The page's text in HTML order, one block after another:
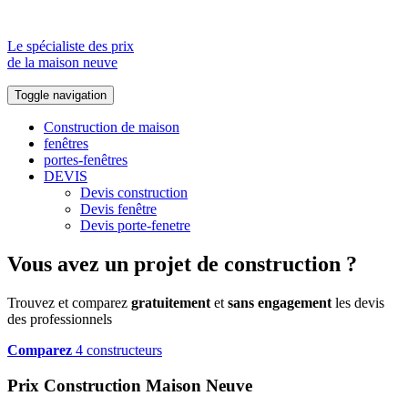
Le spécialiste des prix
de la maison neuve
Toggle navigation
Construction de maison
fenêtres
portes-fenêtres
DEVIS
Devis construction
Devis fenêtre
Devis porte-fenetre
Vous avez un projet de construction ?
Trouvez et comparez gratuitement et sans engagement les devis
des professionnels
Comparez 4 constructeurs
Prix Construction Maison Neuve